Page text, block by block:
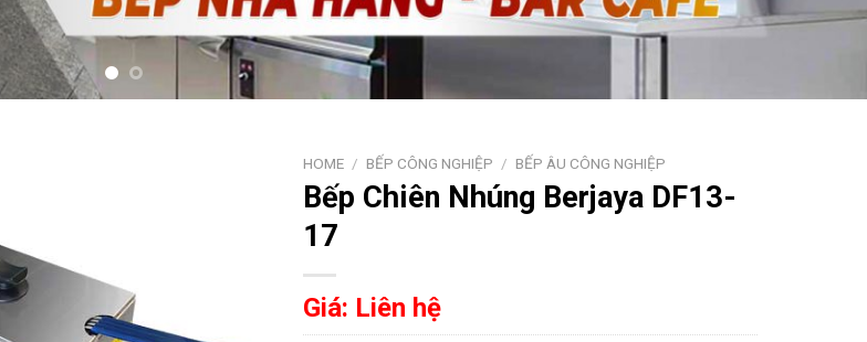
HOME / BẾP CÔNG NGHIỆP / BẾP ÂU CÔNG NGHIỆP
Bếp Chiên Nhúng Berjaya DF13-
17
Giá: Liên hệ